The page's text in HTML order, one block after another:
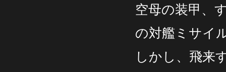
空母の装甲、
の対艦ミサイ
しかし、飛来